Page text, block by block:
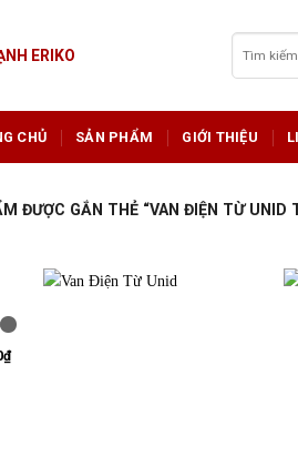
ERIKO
kiếm:
CHỦ SẢN PHẨM GIỚI THIỆU
ĐƯỢC GẮN THẺ “VAN ĐIỆN TỪ UNID